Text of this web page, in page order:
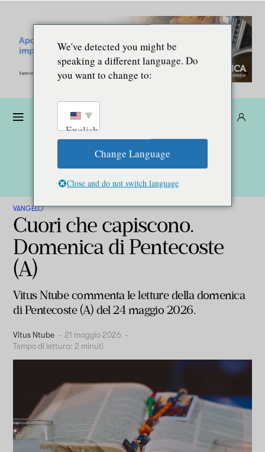
VANGELO
Cuori che capiscono.
Domenica di Pentecoste
(A)
Vitus Ntube commenta le letture della domenica
di Pentecoste (A) del 24 maggio 2026.
Vitus Ntube - 21 maggio 2026 -
Tempo di lettura: 2 minuti
We've detected you might be
speaking a different language. Do
you want to change to:
English
Change Language
Close and do not switch language